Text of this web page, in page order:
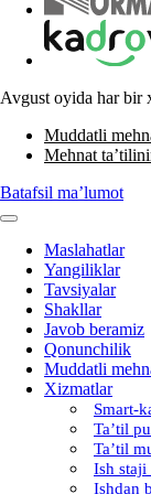
Avgust oyida har bir
Muddatli
Mehnat
Batafsil ma’lumot
Maslahatlar
Yangiliklar
Tavsiyalar
Shakllar
Javob beramiz
Qonunchilik
Muddatli
Xizmatlar
Smart-
Ta’til
Ta’til
Ish
Ishdan